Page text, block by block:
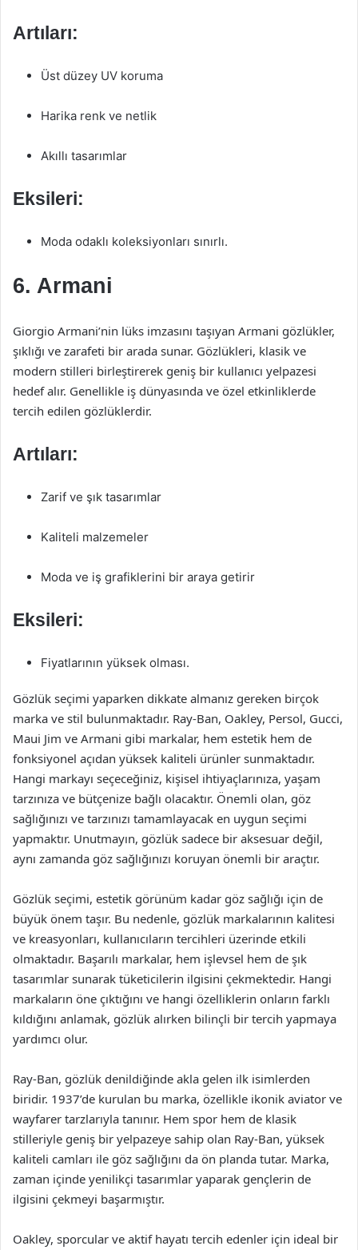
Artıları:
Üst düzey UV koruma
Harika renk ve netlik
Akıllı tasarımlar
Eksileri:
Moda odaklı koleksiyonları sınırlı.
6. Armani
Giorgio Armani’nin lüks imzasını taşıyan Armani gözlükler,
şıklığı ve zarafeti bir arada sunar. Gözlükleri, klasik ve
modern stilleri birleştirerek geniş bir kullanıcı yelpazesi
hedef alır. Genellikle iş dünyasında ve özel etkinliklerde
tercih edilen gözlüklerdir.
Artıları:
Zarif ve şık tasarımlar
Kaliteli malzemeler
Moda ve iş grafiklerini bir araya getirir
Eksileri:
Fiyatlarının yüksek olması.
Gözlük seçimi yaparken dikkate almanız gereken birçok
marka ve stil bulunmaktadır. Ray-Ban, Oakley, Persol, Gucci,
Maui Jim ve Armani gibi markalar, hem estetik hem de
fonksiyonel açıdan yüksek kaliteli ürünler sunmaktadır.
Hangi markayı seçeceğiniz, kişisel ihtiyaçlarınıza, yaşam
tarzınıza ve bütçenize bağlı olacaktır. Önemli olan, göz
sağlığınızı ve tarzınızı tamamlayacak en uygun seçimi
yapmaktır. Unutmayın, gözlük sadece bir aksesuar değil,
aynı zamanda göz sağlığınızı koruyan önemli bir araçtır.
Gözlük seçimi, estetik görünüm kadar göz sağlığı için de
büyük önem taşır. Bu nedenle, gözlük markalarının kalitesi
ve kreasyonları, kullanıcıların tercihleri üzerinde etkili
olmaktadır. Başarılı markalar, hem işlevsel hem de şık
tasarımlar sunarak tüketicilerin ilgisini çekmektedir. Hangi
markaların öne çıktığını ve hangi özelliklerin onların farklı
kıldığını anlamak, gözlük alırken bilinçli bir tercih yapmaya
yardımcı olur.
Ray-Ban, gözlük denildiğinde akla gelen ilk isimlerden
biridir. 1937’de kurulan bu marka, özellikle ikonik aviator ve
wayfarer tarzlarıyla tanınır. Hem spor hem de klasik
stilleriyle geniş bir yelpazeye sahip olan Ray-Ban, yüksek
kaliteli camları ile göz sağlığını da ön planda tutar. Marka,
zaman içinde yenilikçi tasarımlar yaparak gençlerin de
ilgisini çekmeyi başarmıştır.
Oakley, sporcular ve aktif hayatı tercih edenler için ideal bir